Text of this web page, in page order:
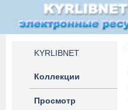
KYRLIBNET
Коллекции
Просмотр